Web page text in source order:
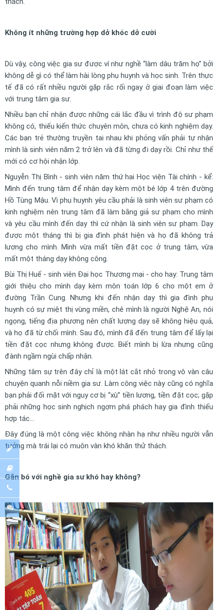
Không ít những trường hợp dở khóc dở cười
Dù vậy, công việc gia sư được ví như nghề “làm dâu trăm họ” bởi
không dễ gì có thể làm hài lòng phụ huynh và học sinh. Trên thực
tế đã có rất nhiều người gặp rắc rối ngay ở giai đoạn làm việc
với trung tâm gia sư.
Nhiều bạn chỉ nhận được những cái lắc đầu vì trình độ sư phạm
không có, thiếu kiến thức chuyên môn, chưa có kinh nghiệm dạy.
Các bạn trẻ thường truyền tai nhau khi phỏng vấn phải tự nhận
mình là sinh viên năm 2 trở lên và đã từng đi dạy rồi. Chỉ như thế
mới có cơ hội nhận lớp.
Nguyễn Thị Bình - sinh viên năm thứ hai Học viện Tài chính - kể:
Mình đến trung tâm để nhận dạy kèm một bé lớp 4 trên đường
Hồ Tùng Mậu. Vì phụ huynh yêu cầu phải là sinh viên sư phạm có
kinh nghiệm nên trung tâm đã làm bằng giả sư phạm cho mình
và yêu cầu mình đến dạy thì cứ nhận là sinh viên sư phạm. Dạy
được một tháng thì bị gia đình phát hiện và họ đã không trả
lương cho mình. Mình vừa mất tiền đặt cọc ở trung tâm, vừa
mất một tháng dạy không công.
Bùi Thị Huế - sinh viên Đại học Thương mại - cho hay: Trung tâm
giới thiệu cho mình dạy kèm môn toán lớp 6 cho một em ở
đường Trần Cung. Nhưng khi đến nhận dạy thì gia đình phụ
huynh có sự miệt thị vùng miền, chê mình là người Nghệ An, nói
ngọng, tiếng địa phương nên chất lượng dạy sẽ không hiệu quả,
và họ đã từ chối mình. Sau đó, mình đã đến trung tâm để lấy lại
tiền đặt cọc nhưng không được. Biết mình bị lừa nhưng cũng
đành ngầm ngùi chấp nhận.
Những tâm sự trên đây chỉ là một lát cắt nhỏ trong vô vàn câu
chuyện quanh nỗi niềm gia sư. Làm công việc này cũng có nghĩa
bạn phải đối mặt với nguy cơ bị “xù” tiền lương, tiền đặt cọc; gặp
phải những học sinh nghịch ngợm phá phách hay gia đình thiếu
hợp tác…
Đây đúng là một công việc không nhàn hạ như nhiều người vẫn
tưởng mà trái lại có muôn vàn khó khăn thử thách.
Gắn bó với nghề gia sư khó hay không?